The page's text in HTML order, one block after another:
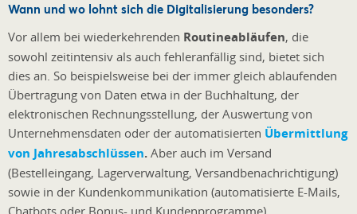
Wann und wo lohnt sich die Digitalisierung besonders?
Vor allem bei wiederkehrenden Routineabläufen, die
sowohl zeitintensiv als auch fehleranfällig sind, bietet sich
dies an. So beispielsweise bei der immer gleich ablaufenden
Übertragung von Daten etwa in der Buchhaltung, der
elektronischen Rechnungsstellung, der Auswertung von
Unternehmensdaten oder der automatisierten Übermittlung
von Jahresabschlüssen. Aber auch im Versand
(Bestelleingang, Lagerverwaltung, Versandbenachrichtigung)
sowie in der Kundenkommunikation (automatisierte E-Mails,